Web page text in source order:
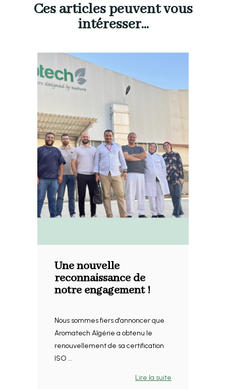
Ces articles peuvent vous
intéresser...
Une nouvelle
reconnaissance de
notre engagement !
Nous sommes fiers d'annoncer que
Aromatech Algérie a obtenu le
renouvellement de sa certification
ISO ...
Lire la suite